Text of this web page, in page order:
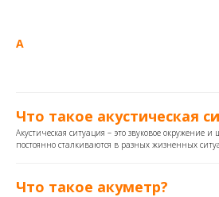
А
Что такое акустическая
Акустическая ситуация – это звуковое окружение
постоянно сталкиваются в разных жизненных
Что такое акуметр?